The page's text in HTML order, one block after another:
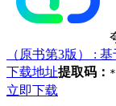
（原书第3版） :
下载地址提取码：
立即下载